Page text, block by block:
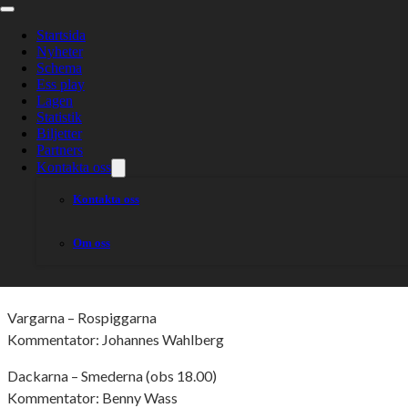
Startsida
Nyheter
Schema
Ess play
Lagen
Statistik
Biljetter
Partners
Kontakta oss
Kontakta oss
Om oss
Vargarna – Rospiggarna
Kommentator: Johannes Wahlberg
Dackarna – Smederna (obs 18.00)
Kommentator: Benny Wass